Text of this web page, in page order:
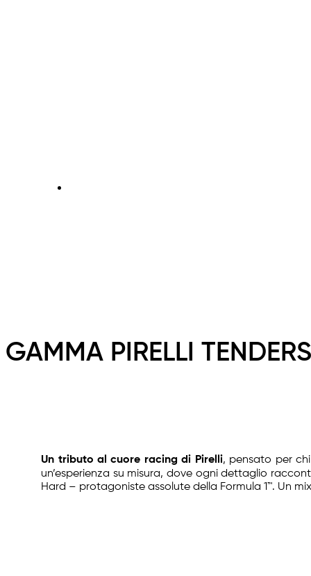
GAMMA PIRELLI
Un tributo al cuore racing di Pirelli, pensato per
un’esperienza su misura, dove ogni dettaglio
Hard – protagoniste assolute della Formula 1™. Un